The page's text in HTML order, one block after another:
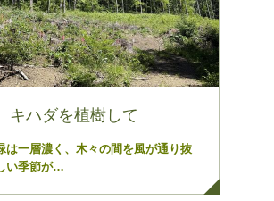
キハダを植樹して
一層濃く、木々の間を風が通り抜
い季節が…